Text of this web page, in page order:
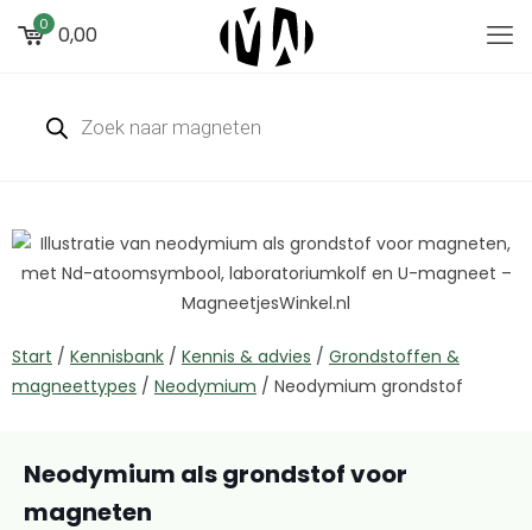
0 0,00
Start / Kennisbank / Kennis & advies / Grondstoffen &
magneettypes / Neodymium / Neodymium grondstof
Neodymium als grondstof voor
magneten